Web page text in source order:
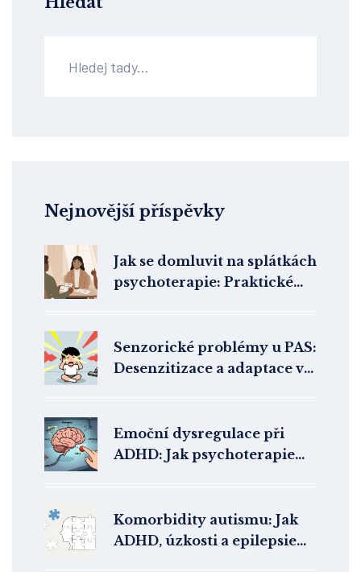
Nejnovější příspěvky
Jak se domluvit na splátkách
psychoterapie: Praktické
Senzorické problémy u PAS:
Desenzitizace a adaptace v
Emoční dysregulace při
ADHD: Jak psychoterapie
Komorbidity autismu: Jak
ADHD, úzkosti a epilepsie